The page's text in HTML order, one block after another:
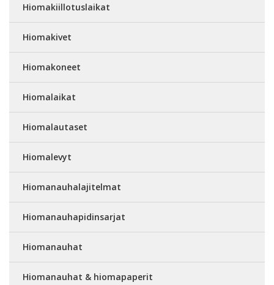
Hiomakiillotuslaikat
Hiomakivet
Hiomakoneet
Hiomalaikat
Hiomalautaset
Hiomalevyt
Hiomanauhalajitelmat
Hiomanauhapidinsarjat
Hiomanauhat
Hiomanauhat & hiomapaperit